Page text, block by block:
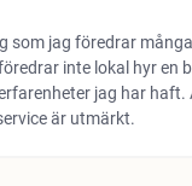
som jag föredrar
inte lokal hyr en
jag har haft.
är utmärkt.